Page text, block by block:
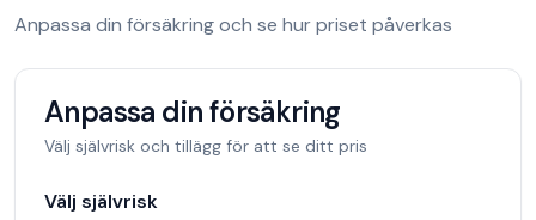
Anpassa din försäkring och se hur priset påverkas
Anpassa din försäkring
Välj självrisk och tillägg för att se ditt pris
Välj självrisk